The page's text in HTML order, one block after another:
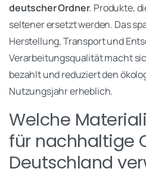
deutscher Ordner. Produkte,
seltener ersetzt werden. Das
Herstellung, Transport und
Verarbeitungsqualität macht
bezahlt und reduziert den
Nutzungsjahr erheblich.
Welche
für nachhaltige
Deutschland